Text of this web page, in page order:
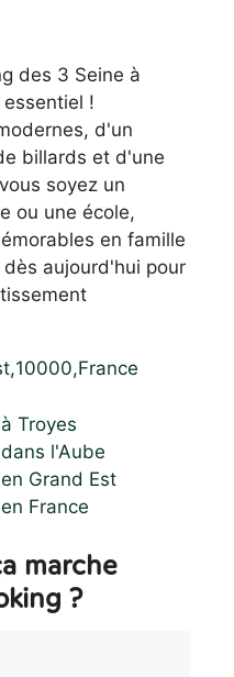
des 3 Seine à
!
d'un
billards et d'une
soyez un
ou une école,
en famille
aujourd'hui pour
,10000,France
Troyes
l'Aube
Grand Est
France
marche
?